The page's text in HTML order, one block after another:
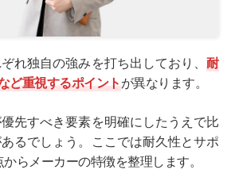
れ独自の強みを打ち出しており、耐
ど重視するポイントが異なります。
先すべき要素を明確にしたうえで比
るでしょう。ここでは耐久性とサポ
らメーカーの特徴を整理します。